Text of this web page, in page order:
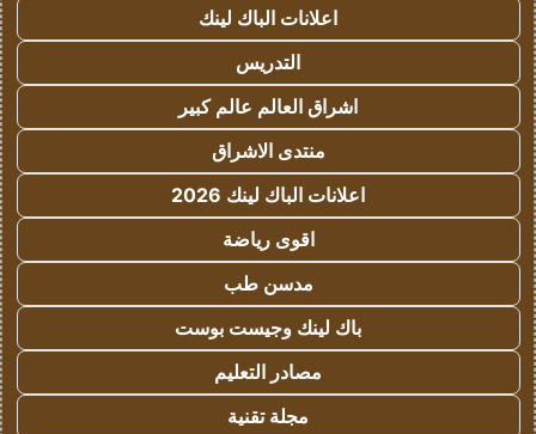
اعلانات الباك لينك
التدريس
اشراق العالم عالم كبير
منتدى الاشراق
اعلانات الباك لينك 2026
اقوى رياضة
مدسن طب
باك لينك وجيست بوست
مصادر التعليم
مجلة تقنية